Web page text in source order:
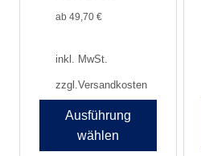
ab 49,70 €
inkl. MwSt.
zzgl. Versandkosten
Ausführung
wählen